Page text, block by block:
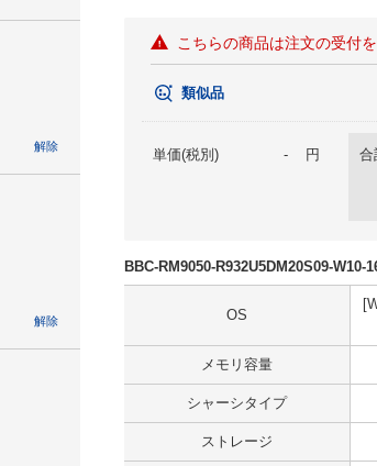
解除
解除
こちらの商品は注文の受付
類似品
単価(税別) - 円 合
BBC-RM9050-R932U5DM20S09-W10-
OS
メモリ容量
シャーシタイプ
ストレージ